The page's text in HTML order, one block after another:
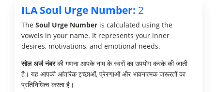
ILA Soul Urge Number: 2
The Soul Urge Number is calculated using the
vowels in your name. It represents your inner
desires, motivations, and emotional needs.
सोल अर्ज नंबरकी गणना आपके नाम के स्वरों का उपयोग करके की जाती
है। यह आपकी आंतरिक इच्छाओं, प्रेरणाओं और भावनात्मक जरूरतों का
प्रतिनिधित्व करता है।